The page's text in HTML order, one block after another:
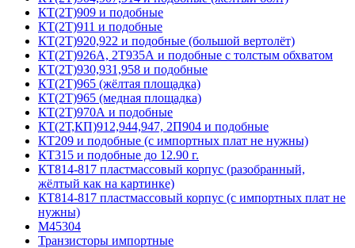
КТ(2Т)909 и подобные
КТ(2Т)911 и подобные
КТ(2Т)920,922 и подобные (большой вертолёт)
КТ(2Т)926А, 2Т935А и подобные с толстым обхватом
КТ(2Т)930,931,958 и подобные
КТ(2Т)965 (жёлтая площадка)
КТ(2Т)965 (медная площадка)
КТ(2Т)970А и подобные
КТ(2Т,КП)912,944,947, 2П904 и подобные
КТ209 и подобные (с импортных плат не нужны)
КТ315 и подобные до 12.90 г.
КТ814-817 пластмассовый корпус (разобранный,
жёлтый как на картинке)
КТ814-817 пластмассовый корпус (с импортных плат не
нужны)
М45304
Транзисторы импортные